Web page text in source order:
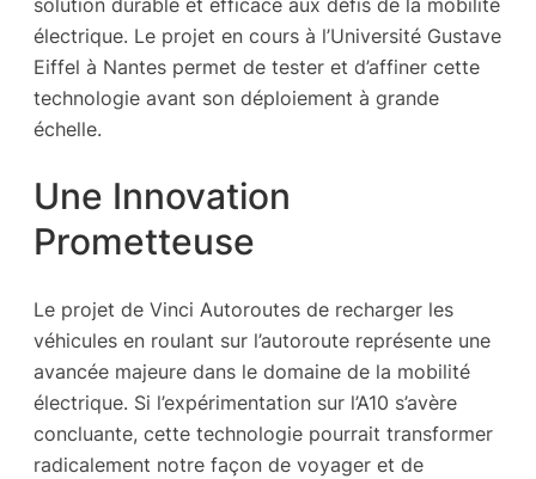
électrique. Le projet en cours à l’Université Gustave
Eiffel à Nantes permet de tester et d’affiner cette
technologie avant son déploiement à grande
échelle.
Une Innovation
Prometteuse
Le projet de Vinci Autoroutes de recharger les
véhicules en roulant sur l’autoroute représente une
avancée majeure dans le domaine de la mobilité
électrique. Si l’expérimentation sur l’A10 s’avère
concluante, cette technologie pourrait transformer
radicalement notre façon de voyager et de